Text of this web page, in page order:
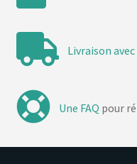
Livraison avec
Une FAQ pour